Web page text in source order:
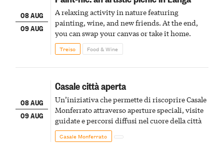
08 AUG
09 AUG
A relaxing activity in nature featuring
painting, wine, and new friends. At the end,
you can swap your canvas or take it home.
Treiso Food & Wine
08 AUG
09 AUG
Casale città aperta
Un’iniziativa che permette di riscoprire Casale
Monferrato attraverso aperture speciali, visite
guidate e percorsi diffusi nel cuore della città
Casale Monferrato